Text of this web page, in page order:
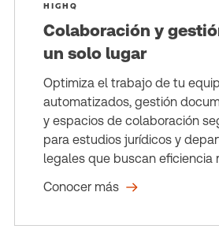
HIGHQ
Colaboración y
un solo lugar
Optimiza el trabajo de tu
automatizados, gestión
y espacios de colaboración
para estudios jurídicos y
legales que buscan eficiencia
Conocer más